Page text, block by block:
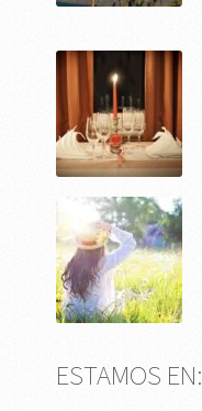
ESTAMOS EN: